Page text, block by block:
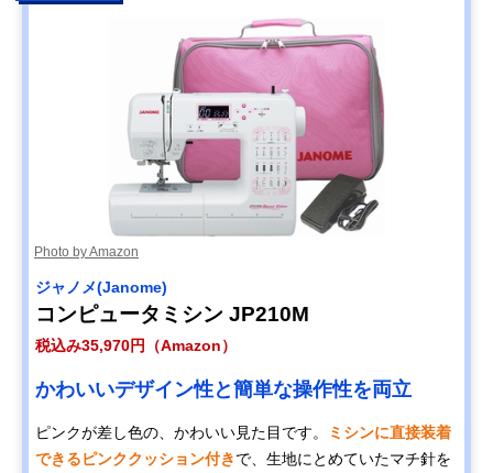
Photo by Amazon
ジャノメ(Janome)
コンピュータミシン JP210M
税込み35,970円（Amazon）
かわいいデザイン性と簡単な操作性を両立
ピンクが差し色の、かわいい見た目です。
ミシンに直接装着
できるピンククッション付きで、生地にとめていたマチ針を